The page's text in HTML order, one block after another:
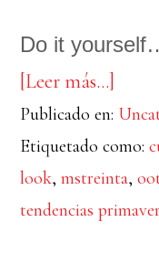
Do it
[Leer más…]
de
DIY
Publicado en:
Etiquetado como:
look,mstreinta,
tendencias